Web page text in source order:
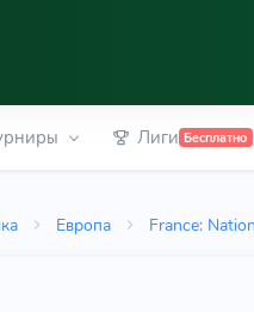
Лиги Бесплатно
Европа France: